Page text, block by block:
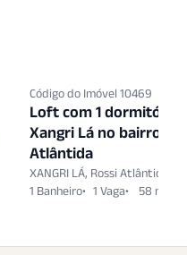
Código do Imóvel 10469
Loft com 1
Xangri Lá no bairro
Atlântida
XANGRI LÁ, Rossi Atlântida
1 Banheiro
1 Vaga 58 m²